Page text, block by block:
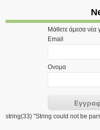
Μάθετε άμεσα νέα
Email
Ονομα
string(33) "String could not be